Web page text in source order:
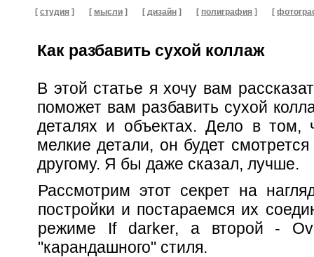
[ студия ] [ мысли ] [ дизайн ] [ полиграфия ] [
Как разбавить сухой коллаж
В этой статье я хочу вам
поможет вам разбавить сухой
деталях и объектах. Дело в том,
мелкие детали, он будет
другому. Я бы даже сказал, лучше.
Рассмотрим этот секрет на
постройки и постараемся их
режиме If darker, а второй -
"карандашного" стиля.